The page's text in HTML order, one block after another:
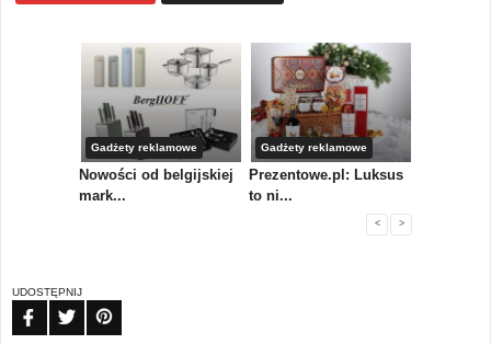
Gadżety reklamowe
Nowości od belgijskiej
mark...
Gadżety reklamowe
Prezentowe.pl: Luksus
to ni...
< >
UDOSTĘPNIJ